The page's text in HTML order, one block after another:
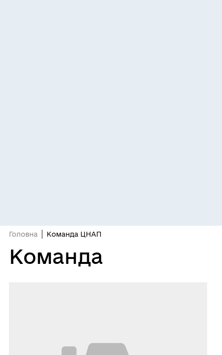
Головна Команда ЦНАП
Команда